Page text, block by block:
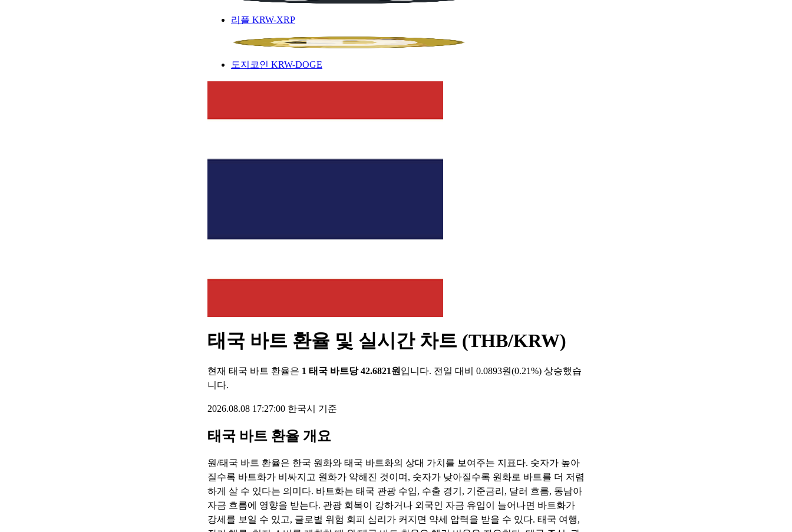
리플 KRW-XRP
도지코인 KRW-DOGE
태국 바트 환율 및 실시간 차트 (THB/KRW)
현재 태국 바트 환율은 1 태국 바트당 42.6821원 입니다. 전일 대비 0.0893원(0.21%) 상승했습
니다.
2026.08.08 17:27:00 한국시 기준
태국 바트 환율 개요
원/태국 바트 환율은 한국 원화와 태국 바트화의 상대 가치를 보여주는 지표다. 숫자가 높아
질수록 바트화가 비싸지고 원화가 약해진 것이며, 숫자가 낮아질수록 원화로 바트를 더 저렴
하게 살 수 있다는 의미다. 바트화는 태국 관광 수입, 수출 경기, 기준금리, 달러 흐름, 동남아
자금 흐름에 영향을 받는다. 관광 회복이 강하거나 외국인 자금 유입이 늘어나면 바트화가
강세를 보일 수 있고, 글로벌 위험 회피 심리가 커지면 약세 압력을 받을 수 있다. 태국 여행,